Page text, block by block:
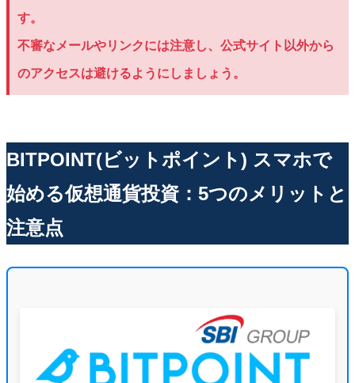
す。
不審なメールやリンクには注意し、公式サイト以外から
のアクセスは避けるようにしましょう。
BITPOINT(ビットポイント) スマホで
始める仮想通貨投資：5つのメリットと
注意点